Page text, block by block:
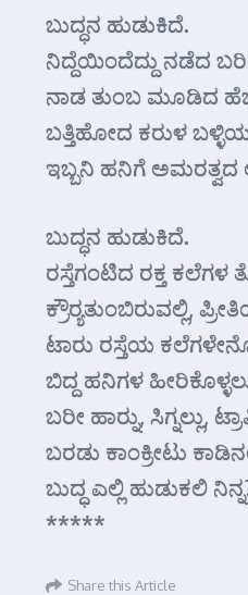
ಬುದ್ಧನ ಹುಡುಕಿದೆ.
ನಿದ್ದೆಯಿಂದೆದ್ದು ನಡೆದ
ನಾಡ ತುಂಬ ಮೂಡಿದ ಹೆಜ್ಜೆ
ಬತ್ತಿಹೋದ ಕರುಳ
ಇಬ್ಬನಿ ಹನಿಗೆ ಅಮರತ್ವದ
ಬುದ್ಧನ ಹುಡುಕಿದೆ.
ರಸ್ತೆಗಂಟಿದ ರಕ್ತ
ಕ್ರೌರ್‍ಯತುಂಬಿರುವಲ್ಲಿ,
ಟಾರು ರಸ್ತೆಯ
ಬಿದ್ದ ಹನಿಗಳ
ಬರೀ ಹಾರ್‍ನು, ಸಿಗ್ನಲ್ಲು,
ಬರಡು ಕಾಂಕ್ರೀಟು
ಬುದ್ಧ ಎಲ್ಲಿ ಹುಡುಕಲಿ
*****
Share this Article